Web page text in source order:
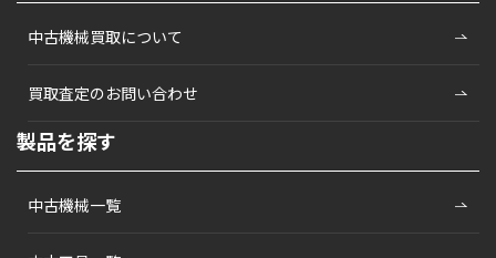
中古機械買取について
買取査定のお問い合わせ
製品を探す
中古機械一覧